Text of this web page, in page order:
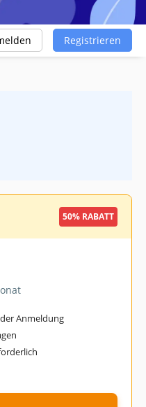
Registrieren
50% RABATT
Anmeldung